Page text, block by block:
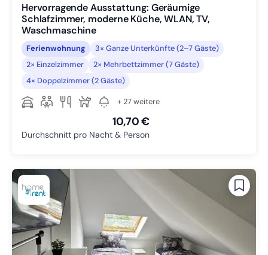
Hervorragende Ausstattung: Geräumige
Schlafzimmer, moderne Küche, WLAN, TV,
Waschmaschine
Ferienwohnung
3× Ganze Unterkünfte (2–7 Gäste)
2× Einzelzimmer
2× Mehrbettzimmer (7 Gäste)
4× Doppelzimmer (2 Gäste)
+ 27 weitere
10,70 €
Durchschnitt pro Nacht & Person